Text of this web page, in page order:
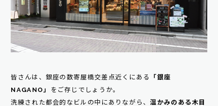
皆さんは、銀座の数寄屋橋交差点近くにある
「銀座
NAGANO」 をご存じでしょうか。
洗練された都会的なビルの中にありながら、温かみのある木目